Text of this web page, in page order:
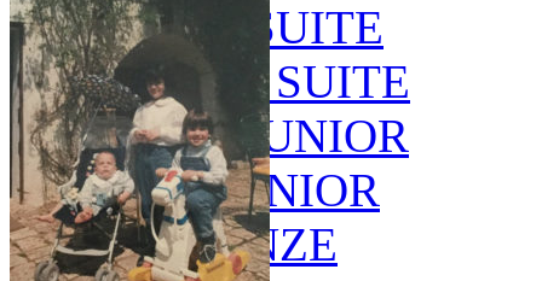
GOLD SUITE
GREEN SUITE
BLUE JUNIOR
RED JUNIOR
ESPERIENZE